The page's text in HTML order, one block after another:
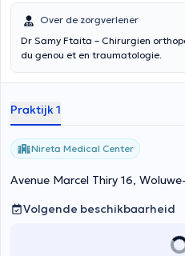
Over de zorgverlener
Dr Samy Ftaita – Chirurgien
du genou et en traumatologie.
Praktijk 1
Nireta Medical Center
Avenue Marcel Thiry 16,
Volgende beschikbaarheid